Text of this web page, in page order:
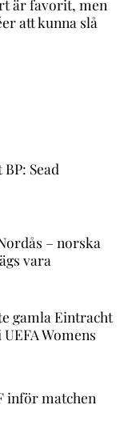
är favorit, men
att kunna slå
Sead
– norska
vara
gamla Eintracht
Womens
inför matchen